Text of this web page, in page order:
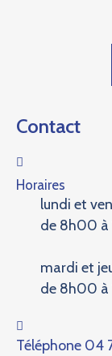
Contact
Horaires
lundi et
de 8h00 à
mardi et
de 8h00 à
Téléphone 04